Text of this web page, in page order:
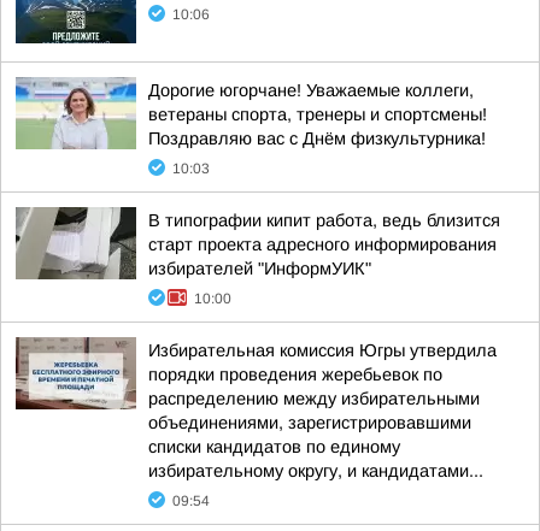
10:06
Дорогие югорчане! Уважаемые коллеги,
ветераны спорта, тренеры и спортсмены!
Поздравляю вас с Днём физкультурника!
10:03
В типографии кипит работа, ведь близится
старт проекта адресного информирования
избирателей "ИнформУИК"
10:00
Избирательная комиссия Югры утвердила
порядки проведения жеребьевок по
распределению между избирательными
объединениями, зарегистрировавшими
списки кандидатов по единому
избирательному округу, и кандидатами...
09:54